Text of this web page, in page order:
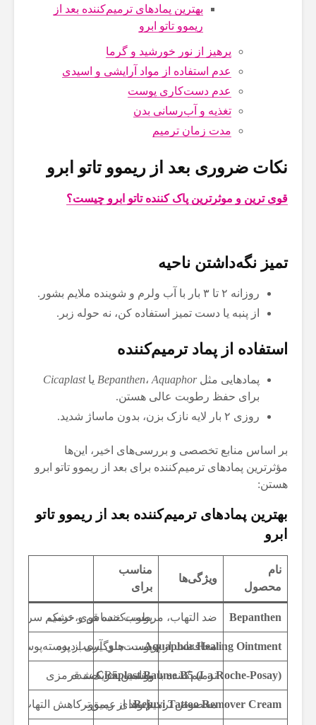
بهترین پمادهای ترمیم‌کننده بعد از
ریموو تاتو ابرو
پرهیز از نور خورشید و گرما
عدم استفاده از مواد آرایشی و اسیدی
عدم دست‌کاری پوست
تغذیه و آب‌رسانی بدن
مدت زمان ترمیم
نکات ضروری بعد از ریموو تاتو ابرو
قوی ترین و موثرترین پاک کننده تاتو ابرو چیست؟
تمیز نگه‌داشتن ناحیه
روزانه ۲ تا ۳ بار با آب ولرم و شوینده ملایم بشور.
از پنبه یا دست تمیز استفاده کن، نه حوله زبر.
استفاده از پماد ترمیم‌کننده
پمادهایی مثل Bepanthen، Aquaphor یاCicaplast
برای حفظ رطوبت عالی هستن.
روزی ۲ بار لایه نازک بزن، بدون ماساژ شدید.
بر اساس منابع تخصصی و بررسی‌های اخیر، این‌ها
مؤثرترین پمادهای ترمیم‌کننده برای بعد از ریموو تاتو ابرو
هستن:
بهترین پمادهای ترمیم‌کننده بعد از ریموو تاتو
ابرو
نام
محصول
ویژگی‌ها
مناسب
برای
Bepanthen ضد التهاب، مرطوب‌کننده قوی، ترمیم سریع
پوست حساس و خشک
Aquaphor Healing Ointment
محافظت از پوست، جلوگیری از پوسته‌پوسته
پوست‌های آسیب‌دیده
Cicaplast Baume B5 (La Roche-Posay)
ترمیم‌کننده با ویتامین B5، ضد قرمزیپوست تحریک‌شده
Rejuvi Tattoo Remover Cream
مخصوص ترمیم بعد از ریموو، کاهش التهاب
تاتوهای عمیق‌تر